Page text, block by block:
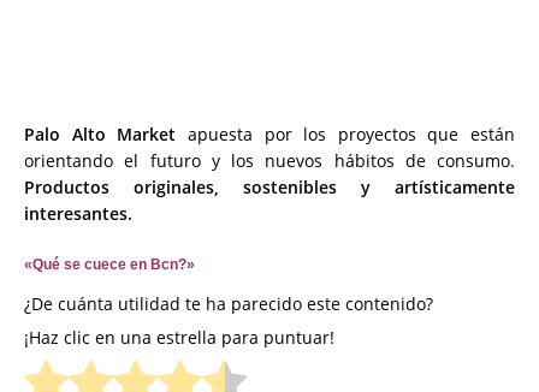
Palo Alto Market apuesta por los proyectos que están
orientando el futuro y los nuevos hábitos de consumo.
Productos originales, sostenibles y artísticamente
interesantes.
«Qué se cuece en Bcn?»
¿De cuánta utilidad te ha parecido este contenido?
¡Haz clic en una estrella para puntuar!